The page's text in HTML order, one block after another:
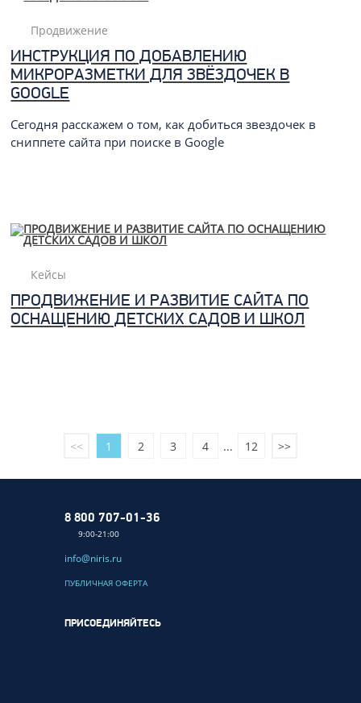
Продвижение
ИНСТРУКЦИЯ ПО ДОБАВЛЕНИЮ
МИКРОРАЗМЕТКИ ДЛЯ ЗВЁЗДОЧЕК В
GOOGLE
Сегодня расскажем о том, как добиться звездочек в
сниппете сайта при поиске в Google
Кейсы
ПРОДВИЖЕНИЕ И РАЗВИТИЕ САЙТА ПО
ОСНАЩЕНИЮ ДЕТСКИХ САДОВ И ШКОЛ
<< 1 2 3 4 ... 12 >>
8 800 707-01-36
9:00-21:00
info@niris.ru
ПУБЛИЧНАЯ ОФЕРТА
ПРИСОЕДИНЯЙТЕСЬ